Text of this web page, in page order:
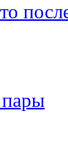
пары